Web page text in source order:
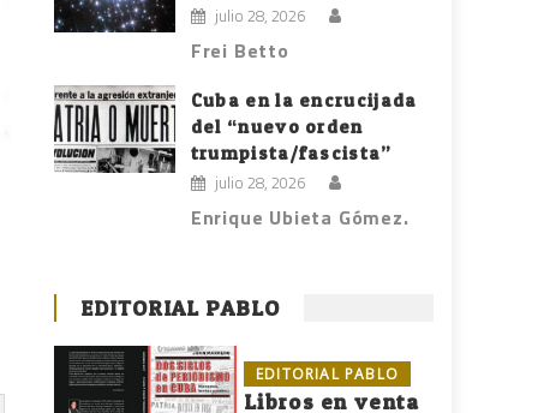
julio 28, 2026
Frei Betto
Cuba en la encrucijada
del “nuevo orden
trumpista/fascista”
julio 28, 2026
Enrique Ubieta Gómez.
EDITORIAL PABLO
EDITORIAL PABLO
Libros en venta